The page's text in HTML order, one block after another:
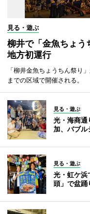
見る・遊ぶ
柳井で「金魚ちょ
地方初運行
「柳井金魚ちょうちん祭り
までの区域で開催される。
見る・遊ぶ
光・海商
加、バブル
見る・遊ぶ
光・虹ケ
頭」で盆踊